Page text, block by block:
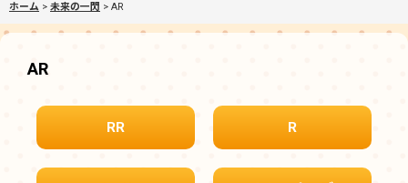
ホーム > 未来の一閃 > AR
AR
RR R